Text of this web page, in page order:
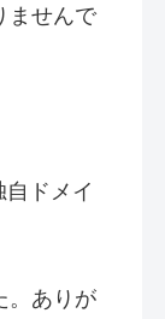
ませんで
ドメイ
。ありが